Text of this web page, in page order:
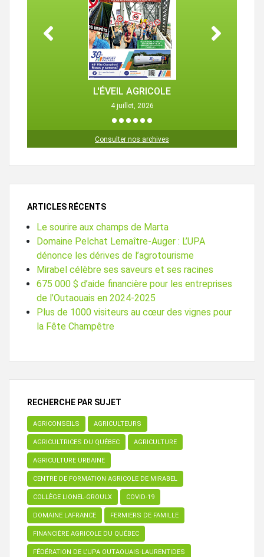
L'ÉVEIL AGRICOLE
4 juillet, 2026
1 2 3 4 5
Consulter nos archives
ARTICLES RÉCENTS
Le sourire aux champs de Marta
Domaine Pelchat Lemaître-Auger : L’UPA
dénonce les dérives de l’agrotourisme
Mirabel célèbre ses saveurs et ses racines
675 000 $ d’aide financière pour les entreprises
de l’Outaouais en 2024-2025
Plus de 1000 visiteurs au cœur des vignes pour
la Fête Champêtre
RECHERCHE PAR SUJET
AGRICONSEILS AGRICULTEURS
AGRICULTRICES DU QUÉBEC AGRICULTURE
AGRICULTURE URBAINE
CENTRE DE FORMATION AGRICOLE DE MIRABEL
COLLÈGE LIONEL-GROULX COVID-19
DOMAINE LAFRANCE FERMIERS DE FAMILLE
FINANCIÈRE AGRICOLE DU QUÉBEC
FÉDÉRATION DE L’UPA OUTAOUAIS-LAURENTIDES